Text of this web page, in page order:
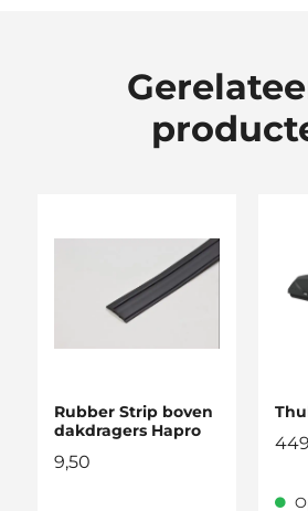
Rubber Strip boven
dakdragers Hapro
9,50